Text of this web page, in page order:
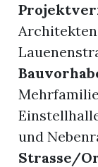
und
Strasse/